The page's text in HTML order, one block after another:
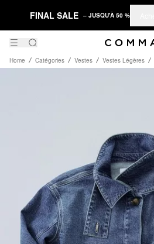
FINAL SALE – JUSQU'À 50 %
Home Catégories Vestes Vestes Légères